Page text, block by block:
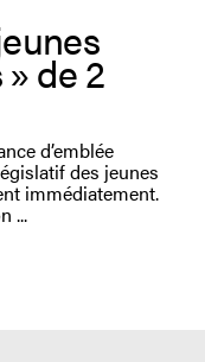
de 2
d’emblée
des jeunes
immédiatement.